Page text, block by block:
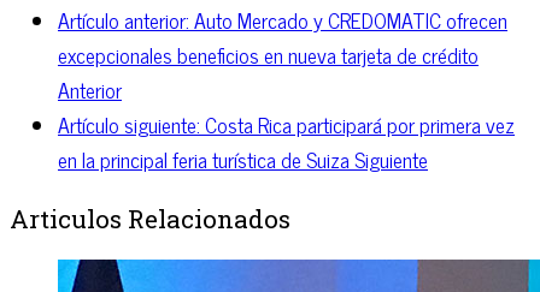
Artículo anterior: Auto Mercado y CREDOMATIC ofrecen
excepcionales beneficios en nueva tarjeta de crédito
Anterior
Artículo siguiente: Costa Rica participará por primera vez
en la principal feria turística de SuizaSiguiente
Articulos Relacionados